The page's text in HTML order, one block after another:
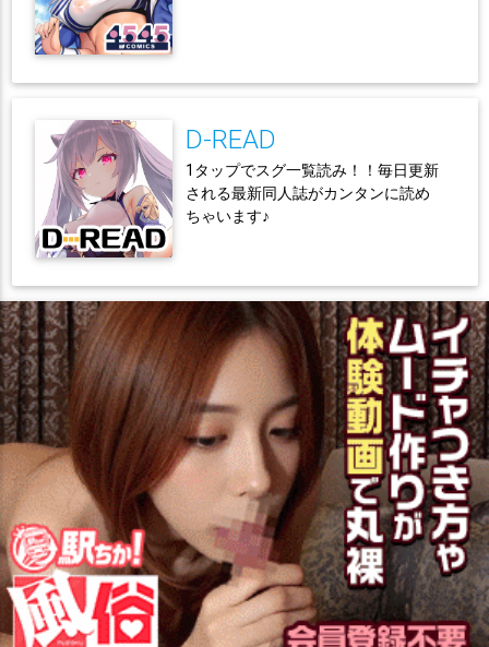
D-READ
1タップでスグ一覧読み！！毎日更新
される最新同人誌がカンタンに読め
ちゃいます♪